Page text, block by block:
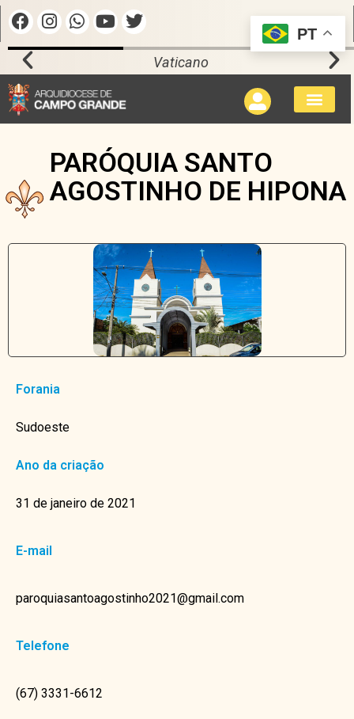
Vaticano
PARÓQUIA SANTO
AGOSTINHO DE HIPONA
Forania
Sudoeste
Ano da criação
31 de janeiro de 2021
E-mail
paroquiasantoagostinho2021@gmail.com
Telefone
(67) 3331-6612
PT